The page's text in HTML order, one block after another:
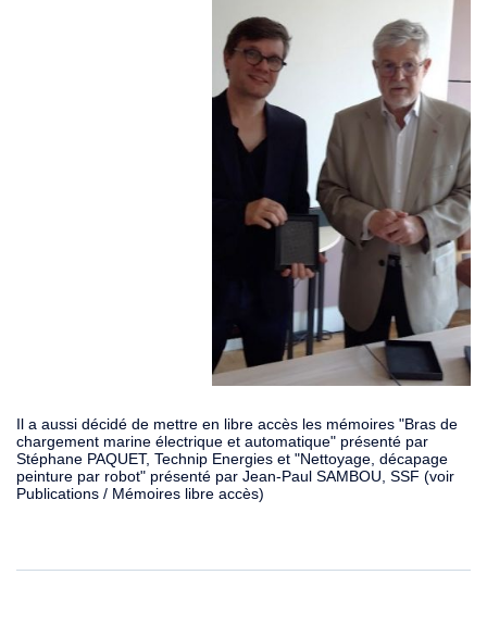
Il a aussi décidé de mettre en libre accès les mémoires "Bras de
chargement marine électrique et automatique" présenté par
Stéphane PAQUET, Technip Energies et "Nettoyage, décapage
peinture par robot" présenté par Jean-Paul SAMBOU, SSF (voir
Publications / Mémoires libre accès)